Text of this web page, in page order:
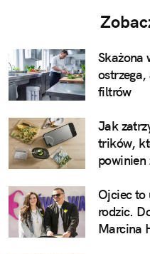
Skażona
filtrów
Jak
trików,
powinien
Ojciec to
rodzic.
Marcina